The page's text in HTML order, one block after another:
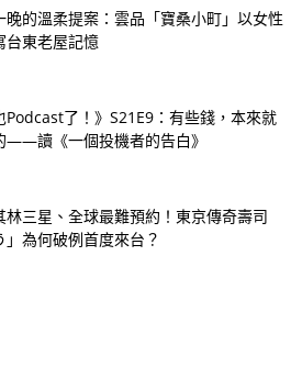
晚的溫柔提案：雲品「寶桑小町」以女性
台東老屋記憶
Podcast了！》S21E9：有些錢，本來就
——讀《一個投機者的告白》
林三星、全球最難預約！東京傳奇壽司
」為何破例首度來台？